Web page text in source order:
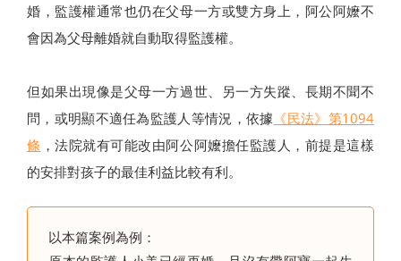
婚，監護權通常也仍在父母一方或雙方身上，阿公阿嬤不
會因為父母離婚就自動取得監護權。
但如果出現像是父母一方過世、另一方失蹤、長期不聞不
問，或明顯不適任為監護人等情況，依據 《民法》第1094
條 ，法院就有可能改由阿公阿嬤擔任監護人，前提是這樣
的安排對孩子的最佳利益比較有利。
以本篇案例為例：